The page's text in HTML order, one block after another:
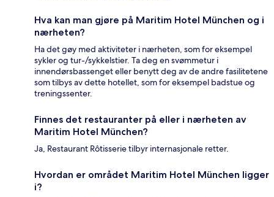
Hva kan man gjøre på Maritim Hotel München og i
nærheten?
Ha det gøy med aktiviteter i nærheten, som for eksempel
sykler og tur-/sykkelstier. Ta deg en svømmetur i
innendørsbassenget eller benytt deg av de andre fasilitetene
som tilbys av dette hotellet, som for eksempel badstue og
treningssenter.
Finnes det restauranter på eller i nærheten av
Maritim Hotel München?
Ja, Restaurant Rôtisserie tilbyr internasjonale retter.
Hvordan er området Maritim Hotel München ligger
i?